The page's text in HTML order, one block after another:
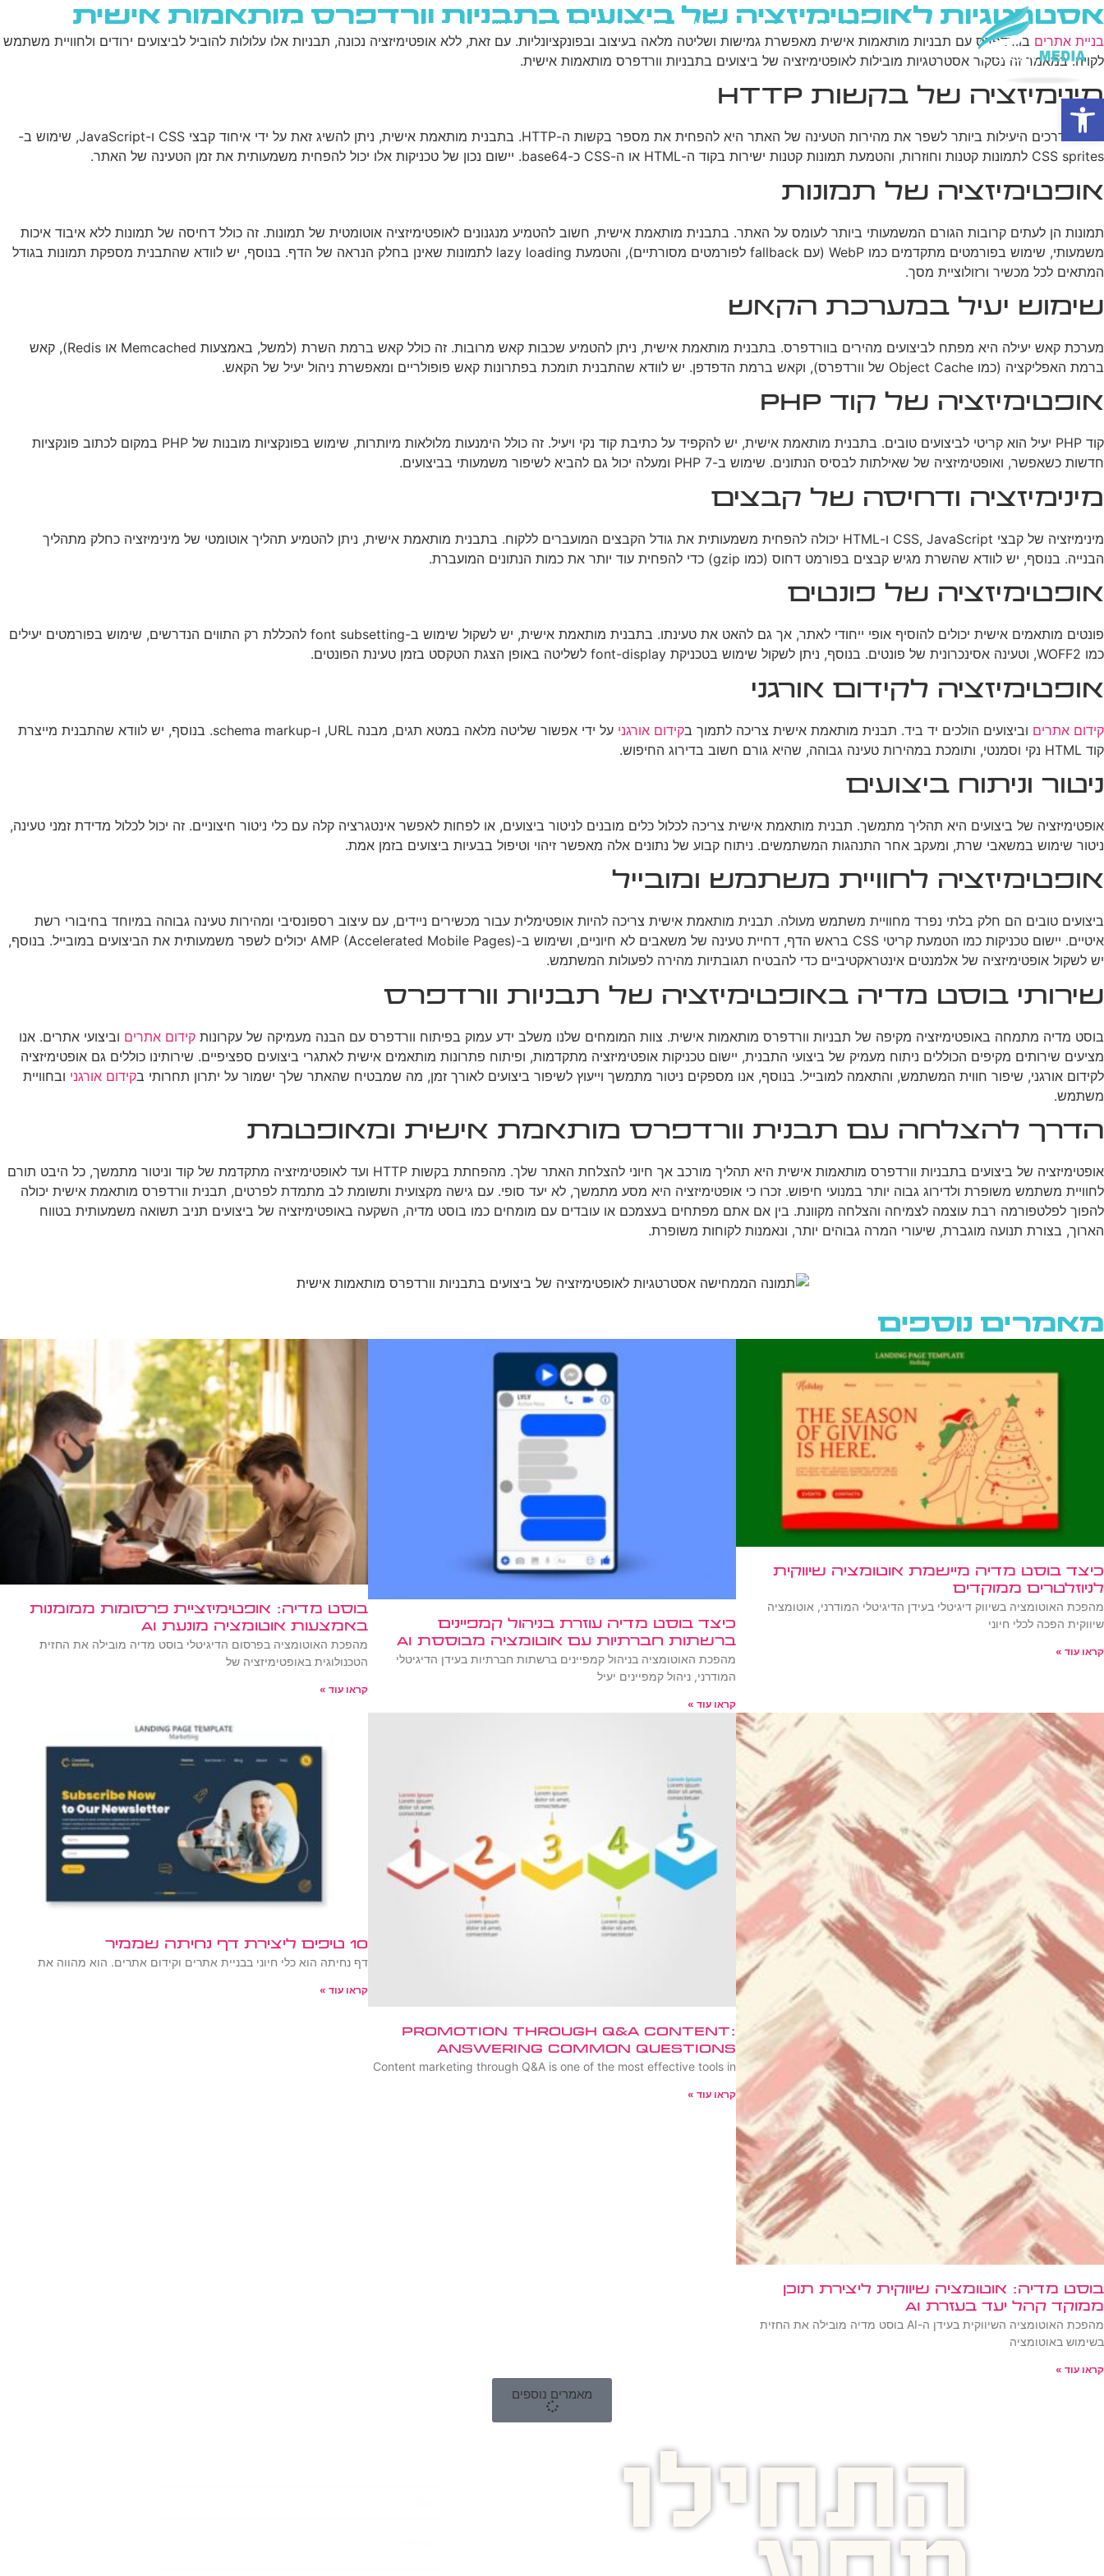
פתח סרגל נגישות
בית מי אנחנו פרסום בגוגל רשתות חברתיות בניית אתרים בלוג שירותי AI יצירת קשר ENGLISHאסטרטגיות לאופטימיזציה של ביצועים בתבניות וורדפרס מותאמות אישית
בניית אתרים בוורדפרס עם תבניות מותאמות אישית מאפשרת גמישות ושליטה מלאה בעיצוב ובפונקציונליות. עם זאת, ללא אופטימיזציה נכונה, תבניות אלו עלולות להוביל לביצועים ירודים ולחוויית משתמש
לקויה. במאמר זה נסקור אסטרטגיות מובילות לאופטימיזציה של ביצועים בתבניות וורדפרס מותאמות אישית.
מינימיזציה של בקשות HTTP
אחת הדרכים היעילות ביותר לשפר את מהירות הטעינה של האתר היא להפחית את מספר בקשות ה-HTTP. בתבנית מותאמת אישית, ניתן להשיג זאת על ידי איחוד קבצי CSS ו-JavaScript, שימוש ב-
CSS sprites לתמונות קטנות וחוזרות, והטמעת תמונות קטנות ישירות בקוד ה-HTML או ה-CSS כ-base64. יישום נכון של טכניקות אלו יכול להפחית משמעותית את זמן הטעינה של האתר.
אופטימיזציה של תמונות
תמונות הן לעתים קרובות הגורם המשמעותי ביותר לעומס על האתר. בתבנית מותאמת אישית, חשוב להטמיע מנגנונים לאופטימיזציה אוטומטית של תמונות. זה כולל דחיסה של תמונות ללא איבוד איכות
משמעותי, שימוש בפורמטים מתקדמים כמו WebP (עם fallback לפורמטים מסורתיים), והטמעת lazy loading לתמונות שאינן בחלק הנראה של הדף. בנוסף, יש לוודא שהתבנית מספקת תמונות בגודל
המתאים לכל מכשיר ורזולוציית מסך.
שימוש יעיל במערכת הקאש
מערכת קאש יעילה היא מפתח לביצועים מהירים בוורדפרס. בתבנית מותאמת אישית, ניתן להטמיע שכבות קאש מרובות. זה כולל קאש ברמת השרת (למשל, באמצעות Memcached או Redis), קאש
ברמת האפליקציה (כמו Object Cache של וורדפרס), וקאש ברמת הדפדפן. יש לוודא שהתבנית תומכת בפתרונות קאש פופולריים ומאפשרת ניהול יעיל של הקאש.
אופטימיזציה של קוד PHP
קוד PHP יעיל הוא קריטי לביצועים טובים. בתבנית מותאמת אישית, יש להקפיד על כתיבת קוד נקי ויעיל. זה כולל הימנעות מלולאות מיותרות, שימוש בפונקציות מובנות של PHP במקום לכתוב פונקציות
חדשות כשאפשר, ואופטימיזציה של שאילתות לבסיס הנתונים. שימוש ב-PHP 7 ומעלה יכול גם להביא לשיפור משמעותי בביצועים.
מינימיזציה ודחיסה של קבצים
מינימיזציה של קבצי CSS, JavaScript ו-HTML יכולה להפחית משמעותית את גודל הקבצים המועברים ללקוח. בתבנית מותאמת אישית, ניתן להטמיע תהליך אוטומטי של מינימיזציה כחלק מתהליך
הבנייה. בנוסף, יש לוודא שהשרת מגיש קבצים בפורמט דחוס (כמו gzip) כדי להפחית עוד יותר את כמות הנתונים המועברת.
אופטימיזציה של פונטים
פונטים מותאמים אישית יכולים להוסיף אופי ייחודי לאתר, אך גם להאט את טעינתו. בתבנית מותאמת אישית, יש לשקול שימוש ב-font subsetting להכללת רק התווים הנדרשים, שימוש בפורמטים יעילים
כמו WOFF2, וטעינה אסינכרונית של פונטים. בנוסף, ניתן לשקול שימוש בטכניקת font-display לשליטה באופן הצגת הטקסט בזמן טעינת הפונטים.
אופטימיזציה לקידום אורגני
קידום אתרים וביצועים הולכים יד ביד. תבנית מותאמת אישית צריכה לתמוך בקידום אורגני
על ידי אפשור שליטה מלאה במטא תגים, מבנה URL, ו-schema markup. בנוסף, יש לוודא שהתבנית מייצרת
קוד HTML נקי וסמנטי, ותומכת במהירות טעינה גבוהה, שהיא גורם חשוב בדירוג החיפוש.
ניטור וניתוח ביצועים
אופטימיזציה של ביצועים היא תהליך מתמשך. תבנית מותאמת אישית צריכה לכלול כלים מובנים לניטור ביצועים, או לפחות לאפשר אינטגרציה קלה עם כלי ניטור חיצוניים. זה יכול לכלול מדידת זמני טעינה,
ניטור שימוש במשאבי שרת, ומעקב אחר התנהגות המשתמשים. ניתוח קבוע של נתונים אלה מאפשר זיהוי וטיפול בבעיות ביצועים בזמן אמת.
אופטימיזציה לחוויית משתמש ומובייל
ביצועים טובים הם חלק בלתי נפרד מחוויית משתמש מעולה. תבנית מותאמת אישית צריכה להיות אופטימלית עבור מכשירים ניידים, עם עיצוב רספונסיבי ומהירות טעינה גבוהה במיוחד בחיבורי רשת
איטיים. יישום טכניקות כמו הטמעת קריטי CSS בראש הדף, דחיית טעינה של משאבים לא חיוניים, ושימוש ב-AMP (Accelerated Mobile Pages) יכולים לשפר משמעותית את הביצועים במובייל. בנוסף,
יש לשקול אופטימיזציה של אלמנטים אינטראקטיביים כדי להבטיח תגובתיות מהירה לפעולות המשתמש.
שירותי בוסט מדיה באופטימיזציה של תבניות וורדפרס
בוסט מדיה מתמחה באופטימיזציה מקיפה של תבניות וורדפרס מותאמות אישית. צוות המומחים שלנו משלב ידע עמוק בפיתוח וורדפרס עם הבנה מעמיקה של עקרונות קידום אתרים וביצועי אתרים. אנו
מציעים שירותים מקיפים הכוללים ניתוח מעמיק של ביצועי התבנית, יישום טכניקות אופטימיזציה מתקדמות, ופיתוח פתרונות מותאמים אישית לאתגרי ביצועים ספציפיים. שירותינו כוללים גם אופטימיזציה
לקידום אורגני, שיפור חווית המשתמש, והתאמה למובייל. בנוסף, אנו מספקים ניטור מתמשך וייעוץ לשיפור ביצועים לאורך זמן, מה שמבטיח שהאתר שלך ישמור על יתרון תחרותי בקידום אורגני ובחוויית
משתמש.
הדרך להצלחה עם תבנית וורדפרס מותאמת אישית ומאופטמת
אופטימיזציה של ביצועים בתבניות וורדפרס מותאמות אישית היא תהליך מורכב אך חיוני להצלחת האתר שלך. מהפחתת בקשות HTTP ועד לאופטימיזציה מתקדמת של קוד וניטור מתמשך, כל היבט תורם
לחוויית משתמש משופרת ולדירוג גבוה יותר במנועי חיפוש. זכרו כי אופטימיזציה היא מסע מתמשך, לא יעד סופי. עם גישה מקצועית ותשומת לב מתמדת לפרטים, תבנית וורדפרס מותאמת אישית יכולה
להפוך לפלטפורמה רבת עוצמה לצמיחה והצלחה מקוונת. בין אם אתם מפתחים בעצמכם או עובדים עם מומחים כמו בוסט מדיה, השקעה באופטימיזציה של ביצועים תניב תשואה משמעותית בטווח
הארוך, בצורת תנועה מוגברת, שיעורי המרה גבוהים יותר, ונאמנות לקוחות משופרת.
מאמרים נוספים
כיצד בוסט מדיה מיישמת אוטומציה שיווקית
לניוזלטרים ממוקדים
מהפכת האוטומציה בשיווק דיגיטלי בעידן הדיגיטלי המודרני, אוטומציה
שיווקית הפכה לכלי חיוני
קראו עוד »
כיצד בוסט מדיה עוזרת בניהול קמפיינים
ברשתות חברתיות עם אוטומציה מבוססת AI
מהפכת האוטומציה בניהול קמפיינים ברשתות חברתיות בעידן הדיגיטלי
המודרני, ניהול קמפיינים יעיל
קראו עוד »
בוסט מדיה: אופטימיזציית פרסומות ממומנות
באמצעות אוטומציה מונעת AI
מהפכת האוטומציה בפרסום הדיגיטלי בוסט מדיה מובילה את החזית
הטכנולוגית באופטימיזציה של
קראו עוד »
בוסט מדיה: אוטומציה שיווקית ליצירת תוכן
ממוקד קהל יעד בעזרת AI
מהפכת האוטומציה השיווקית בעידן ה-AI בוסט מדיה מובילה את החזית
בשימוש באוטומציה
קראו עוד »
Promotion Through Q&A Content:
Answering Common Questions
Content marketing through Q&A is one of the most effective tools in
קראו עוד »
10 טיפים ליצירת דף נחיתה שממיר
דף נחיתה הוא כלי חיוני בבניית אתרים וקידום אתרים. הוא מהווה את
קראו עוד »
מאמרים נוספים
התחילו